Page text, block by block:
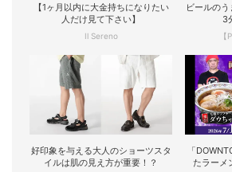
【1ヶ月以内に大金持ちになりたい
人だけ見て下さい】
Il Sereno
ビールの
3
好印象を与える大人のショーツスタ
イルは肌の見え方が重要！？
「
たラーメ